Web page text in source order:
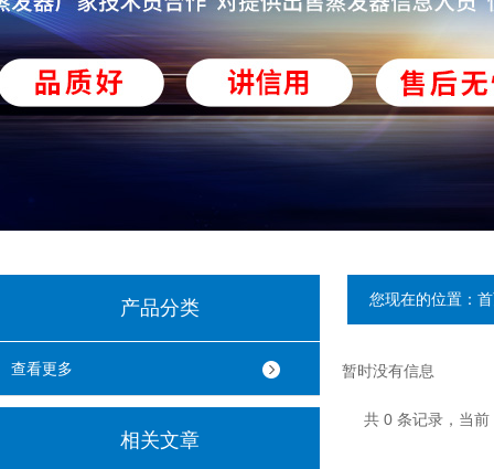
产品分类
查看更多
相关文章
您现在的位置：
暂时没有信息
共 0 条记录，当